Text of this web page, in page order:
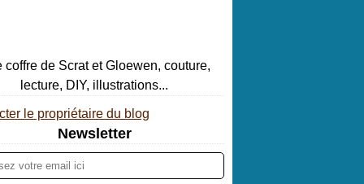
le propriétaire du blog
Newsletter